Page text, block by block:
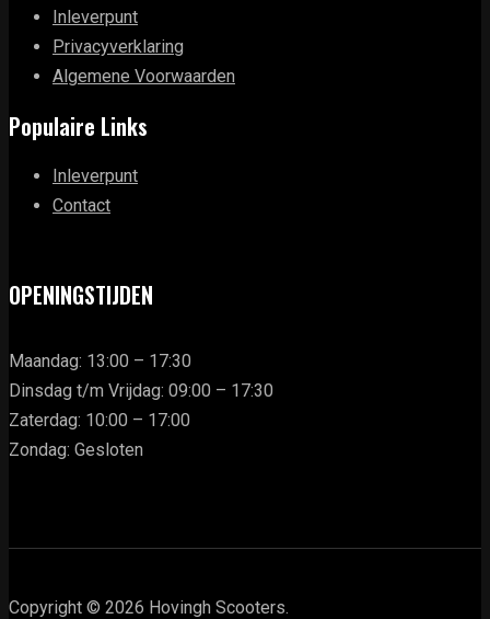
Inleverpunt
Privacyverklaring
Algemene Voorwaarden
Populaire Links
Inleverpunt
Contact
OPENINGSTIJDEN
Maandag: 13:00 – 17:30
Dinsdag t/m Vrijdag: 09:00 – 17:30
Zaterdag: 10:00 – 17:00
Zondag: Gesloten
Copyright © 2026 Hovingh Scooters.